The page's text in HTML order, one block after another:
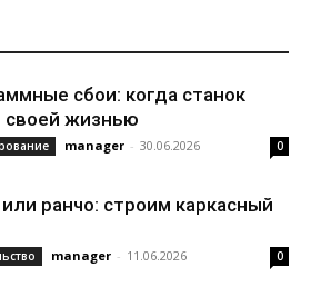
сбои: когда станок
жизнью
manager - 30.06.2026 0
ранчо: строим каркасный
manager - 11.06.2026 0